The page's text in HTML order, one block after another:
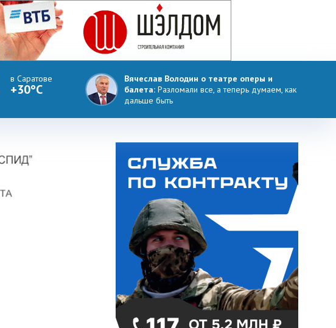
в Саратове
+30°C
Вячеслав Володин о театре оперы и
балета: Разломали все, а теперь думаем, как
дальше быть